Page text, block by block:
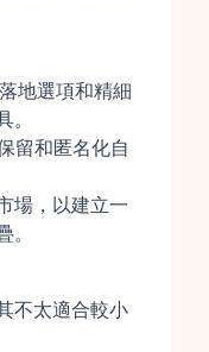
地選項和精細
留和匿名化自
場，以建立一
不太適合較小